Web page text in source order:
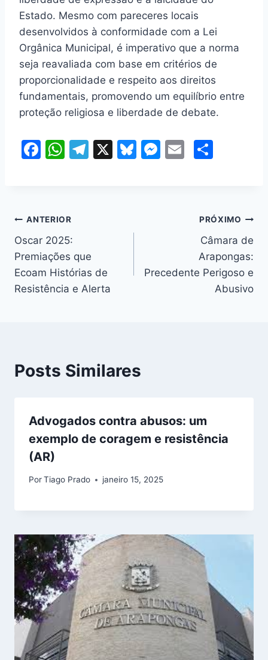
Estado. Mesmo com pareceres locais
desenvolvidos à conformidade com a Lei
Orgânica Municipal, é imperativo que a norma
seja reavaliada com base em critérios de
proporcionalidade e respeito aos direitos
fundamentais, promovendo um equilíbrio entre
proteção religiosa e liberdade de debate.
F
b
o
o
k
W
A
p
p
T
X
Bl M
er
E
Navegação
de
Post
ANTERIOR
Oscar 2025:
Premiações que
Ecoam Histórias de
Resistência e Alerta
PRÓXIMO
Câmara de
Arapongas:
Precedente Perigoso e
Abusivo
Posts Similares
Advogados contra abusos: um
exemplo de coragem e resistência
(AR)
PorTiago Prado janeiro 15, 2025